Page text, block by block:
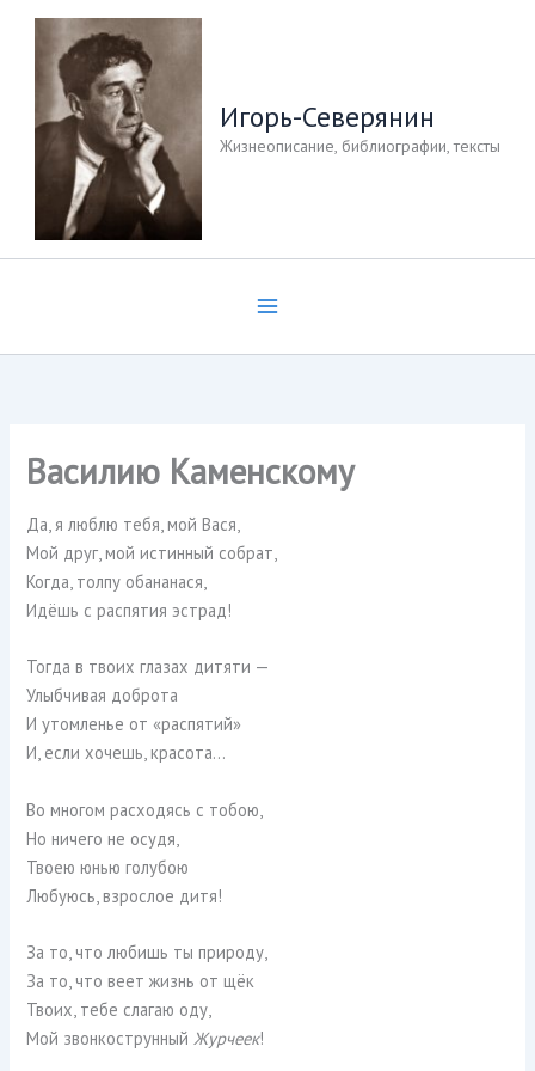
Перейти
содержимому
Игорь-Северянин
Жизнеописание, библиографии, тексты
Василию Каменскому
Да, я люблю тебя, мой Вася,
Мой друг, мой истинный собрат,
Когда, толпу обананася,
Идёшь с распятия эстрад!
Тогда в твоих глазах дитяти —
Улыбчивая доброта
И утомленье от «распятий»
И, если хочешь, красота…
Во многом расходясь с тобою,
Но ничего не осудя,
Твоею юнью голубою
Любуюсь, взрослое дитя!
За то, что любишь ты природу,
За то, что веет жизнь от щёк
Твоих, тебе слагаю оду,
Мой звонкострунныйЖурчеек!